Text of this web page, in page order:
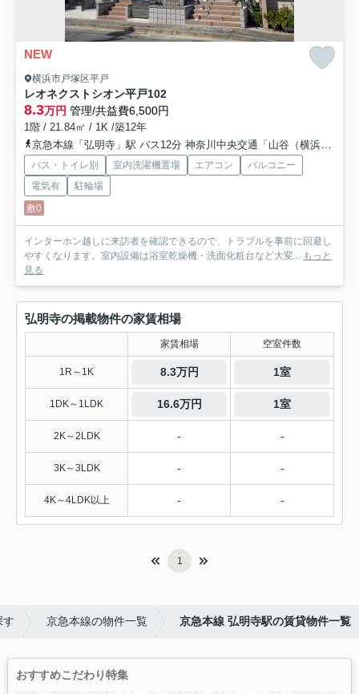
NEW
横浜市戸塚区平戸
レオネクストシオン平戸102
8.3万円 管理/共益費6,500円
1階 / 21.84㎡ / 1K /築12年
京急本線「弘明寺」駅 バス12分 神奈川中央交通「山谷（横浜市戸塚区）」 停歩14分
バス・トイレ別 室内洗濯機置場 エアコン
バルコニー
電気有
駐輪場
敷0
インターホン越しに来訪者を確認できるので、トラブルを事前に回避し
やすくなります。室内設備は浴室乾燥機・洗面化粧台など大変... もっと
見る
弘明寺の掲載物件の家賃相場
家賃相場 空室件数
1R～1K 8.3万円 1室
1DK～1LDK 16.6万円 1室
2K～2LDK - -
3K～3LDK - -
4K～4LDK以上 - -
1
す 京急本線の物件一覧 京急本線 弘明寺駅の賃貸物件一覧
おすすめこだわり特集